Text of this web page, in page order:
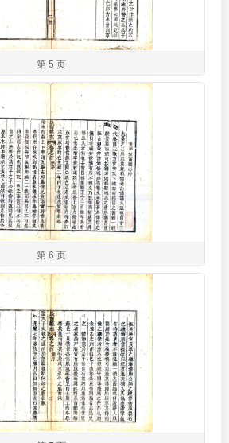
第 5 页
第 6 页